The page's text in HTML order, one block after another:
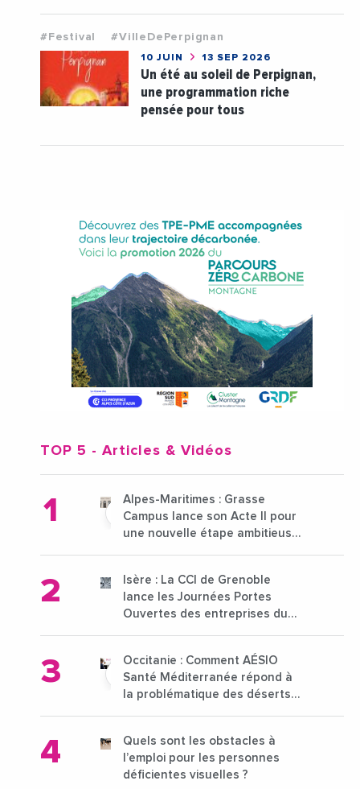
#Festival #VilleDePerpignan
10 JUIN 13 SEP 2026
Un été au soleil de Perpignan,
une programmation riche
pensée pour tous
TOP 5 - Articles & Vidéos
Alpes-Maritimes : Grasse
Campus lance son Acte II pour
une nouvelle étape ambitieuse
Isère : La CCI de Grenoble
lance les Journées Portes
Ouvertes des entreprises du
Occitanie : Comment AÉSIO
Santé Méditerranée répond à
la problématique des déserts
Quels sont les obstacles à
l’emploi pour les personnes
déficientes visuelles ?